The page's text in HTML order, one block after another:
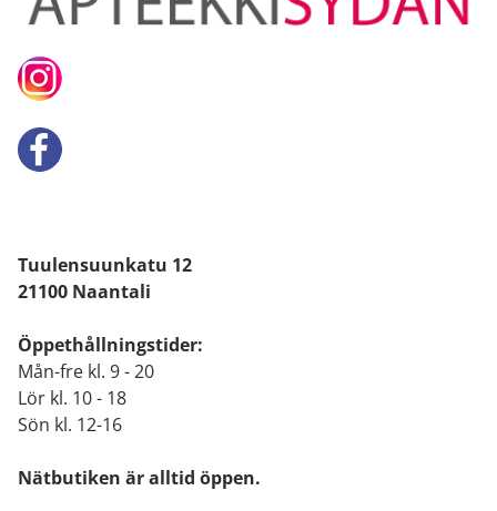
Tuulensuunkatu 12
21100 Naantali
Öppethållningstider:
Mån-fre kl. 9 - 20
Lör kl. 10 - 18
Sön kl. 12-16
Nätbutiken är alltid öppen.